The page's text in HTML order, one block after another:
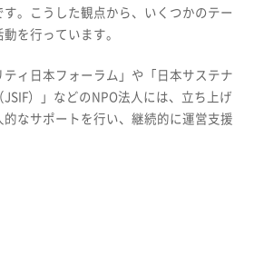
す。こうした観点から、いくつかのテー
を行っています。
ティ日本フォーラム」や「日本サステナ
）」などのNPO法人には、立ち上げ
的なサポートを行い、継続的に運営支援